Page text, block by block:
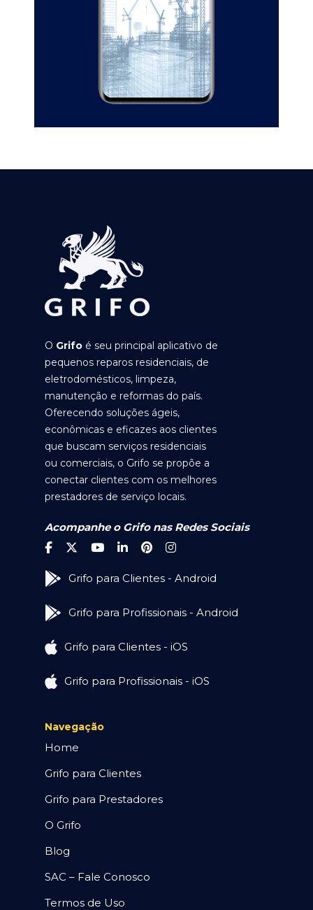
O Grifo é seu principal aplicativo de
pequenos reparos residenciais, de
eletrodomésticos, limpeza,
manutenção e reformas do país.
Oferecendo soluções ágeis,
econômicas e eficazes aos clientes
que buscam serviços residenciais
ou comerciais, o Grifo se propõe a
conectar clientes com os melhores
prestadores de serviço locais.
Acompanhe o Grifo nas Redes Sociais
Grifo para Clientes - Android
Grifo para Profissionais - Android
Grifo para Clientes - iOS
Grifo para Profissionais - iOS
Navegação
Home
Grifo para Clientes
Grifo para Prestadores
O Grifo
Blog
SAC – Fale Conosco
Termos de Uso